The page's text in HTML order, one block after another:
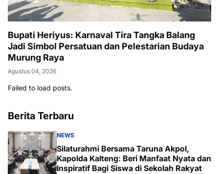
Bupati Heriyus: Karnaval Tira Tangka Balang
Jadi Simbol Persatuan dan Pelestarian Budaya
Murung Raya
Agustus 04, 2026
Failed to load posts.
Berita Terbaru
NEWS
Silaturahmi Bersama Taruna Akpol,
Kapolda Kalteng: Beri Manfaat Nyata dan
Inspiratif Bagi Siswa di Sekolah Rakyat